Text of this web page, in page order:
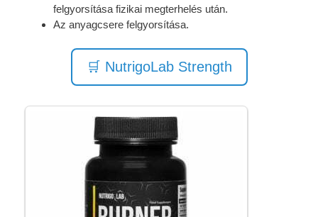
felgyorsítása fizikai megterhelés után.
Az anyagcsere felgyorsítása.
🛒 NutrigoLab Strength